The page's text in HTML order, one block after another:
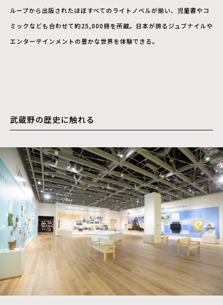
ループから出版されたほぼすべてのライトノベルが揃い、児童書やコ
ミックなども合わせて約25,000冊を所蔵。日本が誇るジュブナイルや
エンターテインメントの豊かな世界を体験できる。
武蔵野の歴史に触れる